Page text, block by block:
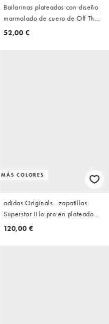
Bailarinas plateadas con diseño
marmolado de cuero de Off The
Hook
52,00 €
MÁS COLORES
adidas Originals - zapatillas
Superstar II lo pro en plateado
metalizado
120,00 €